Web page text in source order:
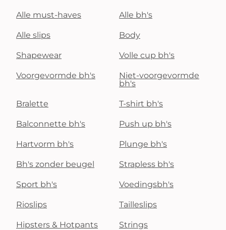
Alle must-haves Alle bh's
Alle slips Body
Shapewear Volle cup bh's
Voorgevormde bh's
Niet-voorgevormde
bh's
Bralette T-shirt bh's
Balconnette bh's Push up bh's
Hartvorm bh's Plunge bh's
Bh's zonder beugel Strapless bh's
Sport bh's Voedingsbh's
Rioslips Tailleslips
Hipsters & Hotpants Strings